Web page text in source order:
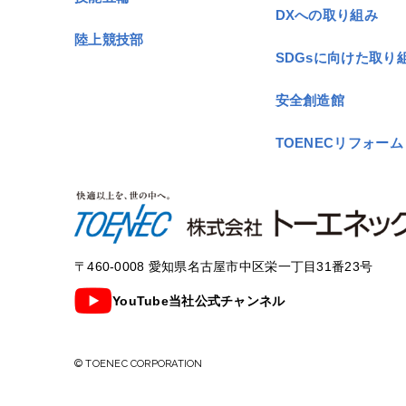
陸上競技部
DXへの取り組み
SDGsに向けた取り
安全創造館
TOENECリフォーム
〒460-0008 愛知県名古屋市中区栄一丁目31番23号
YouTube当社公式チャンネル
© TOENEC CORPORATION